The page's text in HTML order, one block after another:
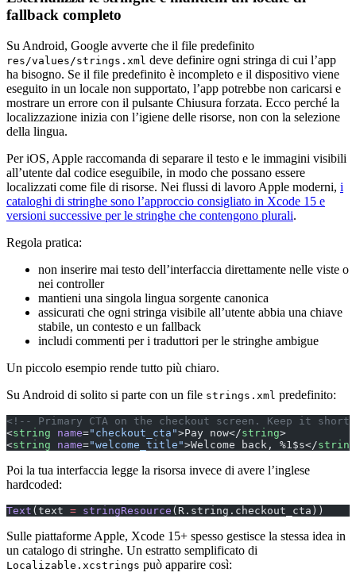
fallback completo
Su Android, Google avverte che il file predefinito
res/values/strings.xml deve definire ogni stringa di cui l’app
ha bisogno. Se il file predefinito è incompleto e il dispositivo viene
eseguito in un locale non supportato, l’app potrebbe non caricarsi e
mostrare un errore con il pulsante Chiusura forzata. Ecco perché la
localizzazione inizia con l’igiene delle risorse, non con la selezione
della lingua.
Per iOS, Apple raccomanda di separare il testo e le immagini visibili
all’utente dal codice eseguibile, in modo che possano essere
localizzati come file di risorse. Nei flussi di lavoro Apple moderni, i
cataloghi di stringhe sono l’approccio consigliato in Xcode 15 e
versioni successive per le stringhe che contengono plurali.
Regola pratica:
non inserire mai testo dell’interfaccia direttamente nelle viste o
nei controller
mantieni una singola lingua sorgente canonica
assicurati che ogni stringa visibile all’utente abbia una chiave
stabile, un contesto e un fallback
includi commenti per i traduttori per le stringhe ambigue
Un piccolo esempio rende tutto più chiaro.
Su Android di solito si parte con un file strings.xml predefinito:
<!-- Primary CTA on the checkout screen. Keep it
<string name="checkout_cta">Pay now</string>
<string name="welcome_title">Welcome back, %1$s</string
Poi la tua interfaccia legge la risorsa invece di avere l’inglese
hardcoded:
Text (text = stringResource (R.string.checkout_cta))
Sulle piattaforme Apple, Xcode 15+ spesso gestisce la stessa idea in
un catalogo di stringhe. Un estratto semplificato di
Localizable.xcstrings può apparire così: